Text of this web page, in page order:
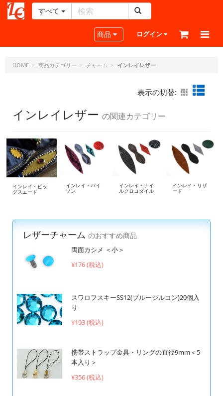
ー
ラ
ト・
ェ
ー
ピ
ー
すべて
Toggle navigation
商品 ログイン
HOME 商品カテゴリー チャーム インレイレザー
表示の切替:
インレイレザー の関連カテゴリー
インレイ・ピッ
グスエード
インレイ・パイ
ソン
インレイ・ナイ
ルクロコダイル
インレイ・リザ
ード
レザーチャーム のおすすめ商品
両面カシメ ＜小＞
¥176 (税込)
スワロフスキーSS12(ブルージルコン)20個入
り
¥193 (税込)
携帯ストラップ金具・リングの直径9mm＜5
本入り＞
¥356 (税込)